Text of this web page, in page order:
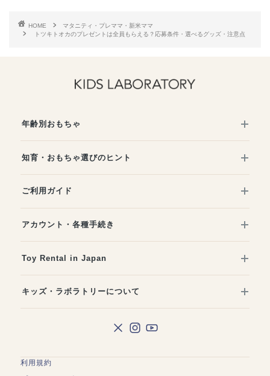
HOME
マタニティ・プレママ・新米ママ
トツキトオカのプレゼントは全員もらえる？応募条件・選べるグッズ・注意点
年齢別おもちゃ
知育・おもちゃ選びのヒント
ご利用ガイド
アカウント・各種手続き
Toy Rental in Japan
キッズ・ラボラトリーについて
利用規約